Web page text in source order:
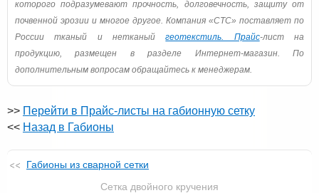
которого подразумевают прочность, долговечность, защиту от
почвенной эрозии и многое другое. Компания «СТС» поставляет по
России тканый и нетканыйгеотекстиль. Прайс-лист на
продукцию, размещен в разделе Интернет-магазин. По
дополнительным вопросам обращайтесь к менеджерам.
>> Перейти в Прайс-листы на габионную сетку
<< Назад в Габионы
Габионы из сварной сетки
Сетка двойного кручения